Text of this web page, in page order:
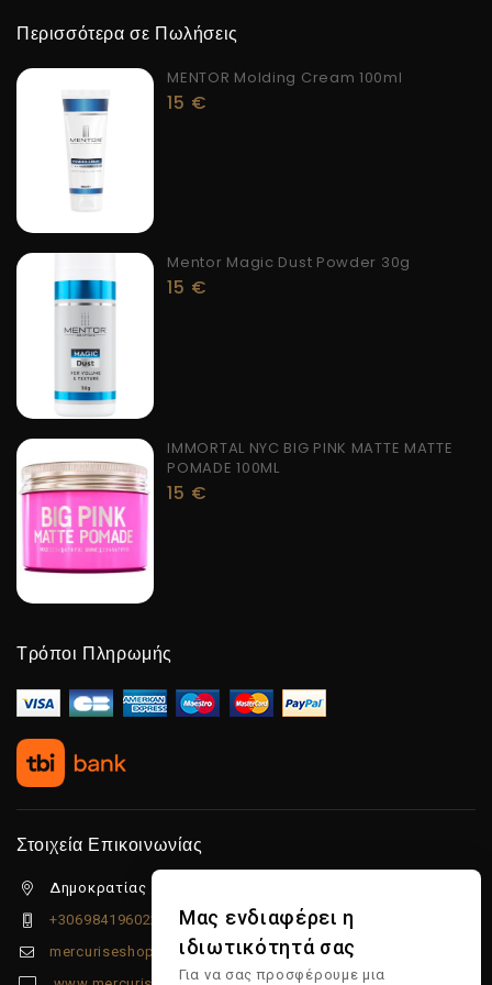
Περισσότερα σε Πωλήσεις
MENTOR Molding Cream 100ml
15 €
Mentor Magic Dust Powder 30g
15 €
IMMORTAL NYC BIG PINK MATTE MATTE
POMADE 100ML
15 €
Τρόποι Πληρωμής
Στοιχεία Επικοινωνίας
Δημοκρατίας 5β Λιμένας Χερσονήσου, 70014
+306984196022
mercuriseshop@gmail.com
Μας ενδιαφέρει η
ιδιωτικότητά σας
Για να σας προσφέρουμε μια